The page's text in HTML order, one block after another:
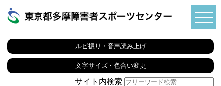
ルビ振り・音声読み上げ
文字サイズ・色合い変更
サイト内検索